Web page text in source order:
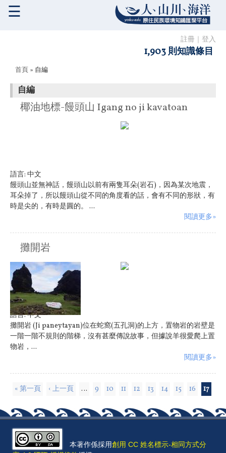
註冊 登入
1,903 則知識條目
☰
您在這裡
首頁 » 自編
自編
椰油地標-饅頭山 Igang no ji kavatoan
語言: 中文
饅頭山並無神話，饅頭山以前有兩隻耳朵(岩石)，因為某次地震，
耳朵掉了，所以饅頭山從不同的角度看的話，會有不同的形狀，有
時是尖的，有時是圓的。 ...
閱讀更多»
攤開岩
語言:中文
攤開岩 (Ji paneytayan)位在蛇窩(五孔洞)的上方，置物岩的岩壁是
一階一階不規則的階梯，沒有甚麼傳說故事，但據說羊很愛爬上置
物岩，...
閱讀更多»
頁面
« 第一頁 ‹ 上一頁 … 9 10 11 12 13 14 15 16 17
本著作係採用創用 CC 姓名標示-相同方式分